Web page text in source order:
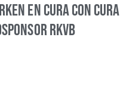
en Cura con Cura
RKVB